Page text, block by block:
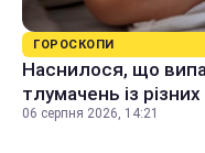
ГОРОСКОПИ
Наснилося, що
тлумачень із
06 серпня 2026, 14:21